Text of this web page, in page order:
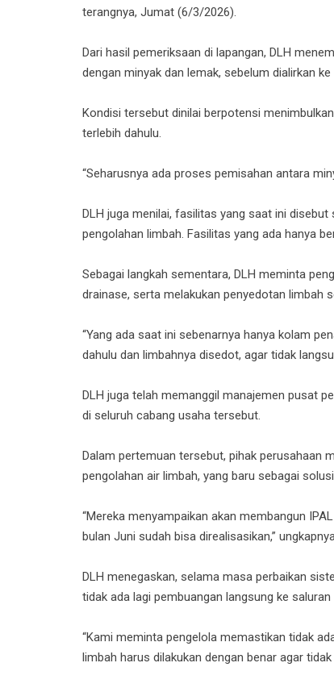
terangnya, Jumat (6/3/2026).
Dari hasil pemeriksaan di lapangan, DLH
dengan minyak dan lemak, sebelum dialirkan
Kondisi tersebut dinilai berpotensi
terlebih dahulu.
“Seharusnya ada proses pemisahan antara
DLH juga menilai, fasilitas yang saat ini
pengolahan limbah. Fasilitas yang ada hanya
Sebagai langkah sementara, DLH meminta
drainase, serta melakukan penyedotan limbah
“Yang ada saat ini sebenarnya hanya kolam
dahulu dan limbahnya disedot, agar tidak
DLH juga telah memanggil manajemen pusat
di seluruh cabang usaha tersebut.
Dalam pertemuan tersebut, pihak perusahaan
pengolahan air limbah, yang baru sebagai
“Mereka menyampaikan akan membangun
bulan Juni sudah bisa direalisasikan,”
DLH menegaskan, selama masa perbaikan
tidak ada lagi pembuangan langsung ke saluran
“Kami meminta pengelola memastikan tidak
limbah harus dilakukan dengan benar agar